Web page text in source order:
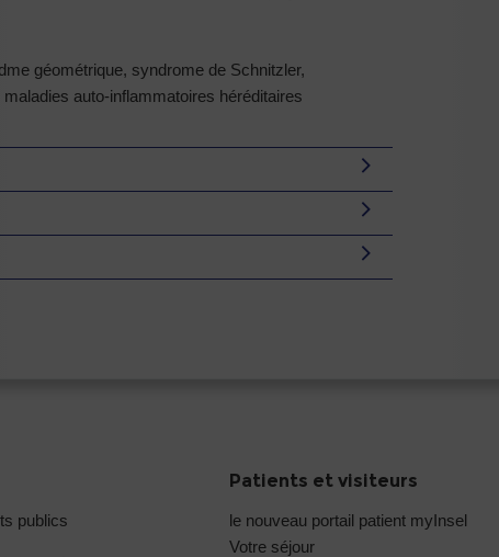
géométrique, syndrome de Schnitzler,
auto-inflammatoires héréditaires
publics
Patients et visiteurs
le nouveau portail patient myInsel
Votre séjour